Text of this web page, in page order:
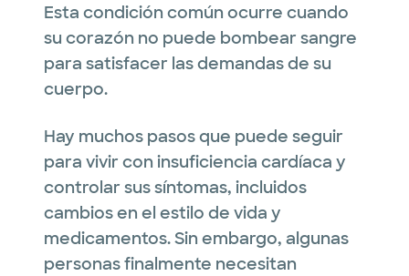
Esta condición común ocurre cuando
su corazón no puede bombear sangre
para satisfacer las demandas de su
cuerpo.
Hay muchos pasos que puede seguir
para vivir con insuficiencia cardíaca y
controlar sus síntomas, incluidos
cambios en el estilo de vida y
medicamentos. Sin embargo, algunas
personas finalmente necesitan